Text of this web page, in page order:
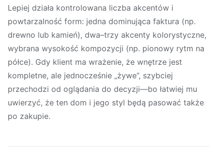
Lepiej działa kontrolowana liczba akcentów i
powtarzalność form: jedna dominująca faktura (np.
drewno lub kamień), dwa–trzy akcenty kolorystyczne,
wybrana wysokość kompozycji (np. pionowy rytm na
półce). Gdy klient ma wrażenie, że wnętrze jest
kompletne, ale jednocześnie „żywe”, szybciej
przechodzi od oglądania do decyzji—bo łatwiej mu
uwierzyć, że ten dom i jego styl będą pasować także
po zakupie.